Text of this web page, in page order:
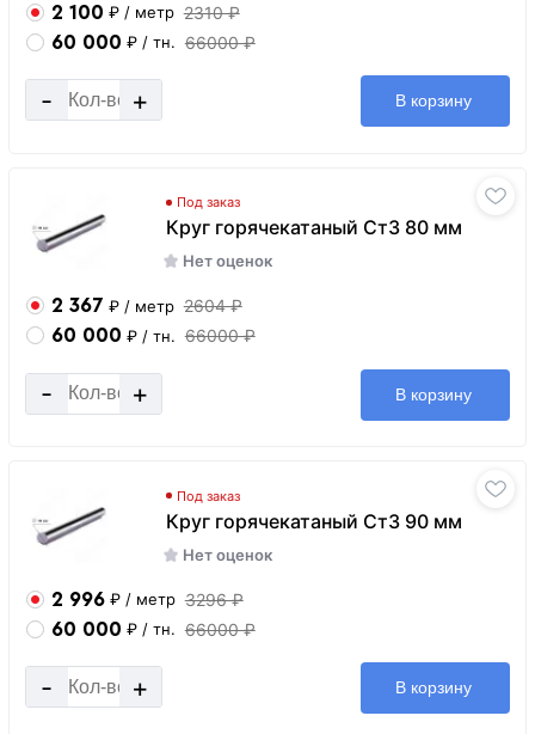
2 100 ₽ / метр 2310 ₽
60 000 ₽ / тн. 66000 ₽
- + В корзину
Под заказ
Круг горячекатаный Ст3 80 мм
Нет оценок
2 367 ₽ / метр 2604 ₽
60 000 ₽ / тн. 66000 ₽
- + В корзину
Под заказ
Круг горячекатаный Ст3 90 мм
Нет оценок
2 996 ₽ / метр 3296 ₽
60 000 ₽ / тн. 66000 ₽
- + В корзину